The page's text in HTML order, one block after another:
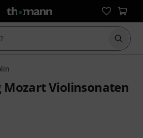
Börja
Mozart Violinsonaten